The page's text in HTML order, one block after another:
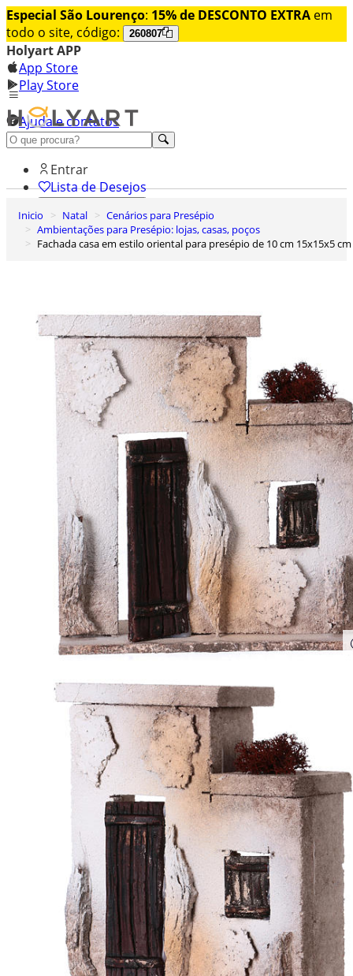
Especial São Lourenço: 15% de DESCONTO EXTRA em
todo o site, código:
260807
Holyart APP
App Store
Play Store
Ajuda e contatos
Conheça premium
Entrar
Lista de Desejos
Carrinho de Compras
Inicio Natal
Cenários para Presépio
Ambientações para Presépio: lojas, casas, poços
Fachada casa em estilo oriental para presépio de 10 cm 15x15x5 cm